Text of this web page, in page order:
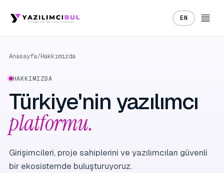
EN
Anasayfa/Hakkımızda
HAKKIMIZDA
Türkiye'nin yazılımcı
platformu.
Girişimcileri, proje sahiplerini ve yazılımcıları güvenli
bir ekosistemde buluşturuyoruz.